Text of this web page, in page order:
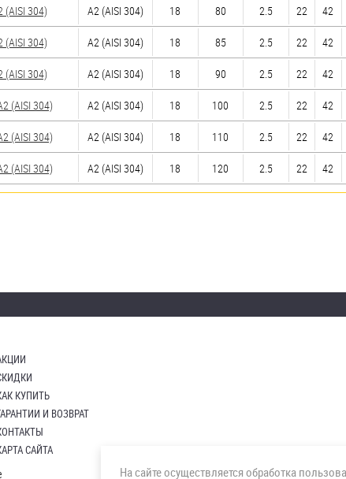
304) А2 (AISI 304) 18 80 2.5 22 42
304) А2 (AISI 304) 18 85 2.5 22 42
304) А2 (AISI 304) 18 90 2.5 22 42
(AISI 304) А2 (AISI 304) 18 100 2.5 22 42
(AISI 304) А2 (AISI 304) 18 110 2.5 22 42
(AISI 304) А2 (AISI 304) 18 120 2.5 22 42
КУПИТЬ
И ВОЗВРАТ
САЙТА
На сайте осуществляется обработка